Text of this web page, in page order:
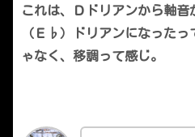
これは、Ｄドリアンから軸音
（Ｅ♭）ドリアンになったっ
ゃなく、移調って感じ。